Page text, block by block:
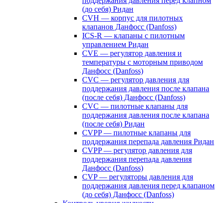
(до себя) Ридан
CVH — корпус для пилотных
клапанов Данфосс (Danfoss)
ICS-R — клапаны с пилотным
управлением Ридан
CVE — регулятор давления и
температуры с моторным приводом
Данфосс (Danfoss)
CVС — регулятор давления для
поддержания давления после клапана
(после себя) Данфосс (Danfoss)
CVС — пилотные клапаны для
поддержания давления после клапана
(после себя) Ридан
CVPP — пилотные клапаны для
поддержания перепада давления Ридан
CVPP — регулятор давления для
поддержания перепада давления
Данфосс (Danfoss)
CVP — регуляторы давления для
поддержания давления перед клапаном
(до себя) Данфосс (Danfoss)